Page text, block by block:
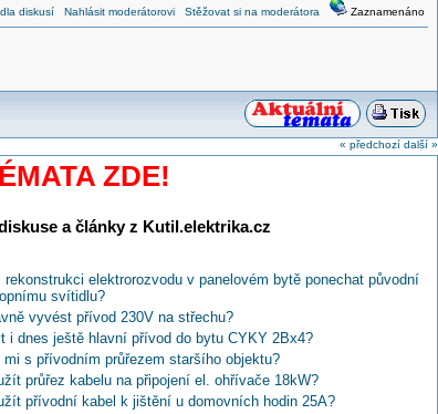
diskusí Nahlásit moderátorovi Stěžovat si na moderátora Zaznamenáno
« předchozí další »
ZDE!
a články z Kutil.elektrika.cz
rekonstrukci elektrorozvodu v panelovém bytě ponechat původní
svítidlu?
vyvést přívod 230V na střechu?
i dnes ještě hlavní přívod do bytu CYKY 2Bx4?
mi s přívodním průřezem staršího objektu?
průřez kabelu na připojení el. ohřívače 18kW?
přívodní kabel k jištění u domovních hodin 25A?